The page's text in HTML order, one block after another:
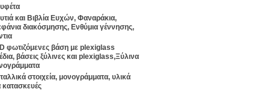
και Βιβλία Ευχών, Φαναράκια,
διακόσμησης, Ενθύμια γέννησης,
φωτιζόμενες βάση με plexiglass
βάσεις ξύλινες και plexiglass,Ξύλινα
στοιχεία, μονογράμματα, υλικά
κατασκευές